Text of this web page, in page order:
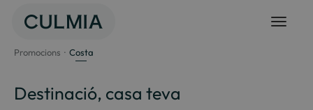
Promocions Costa
Destinació, casa teva